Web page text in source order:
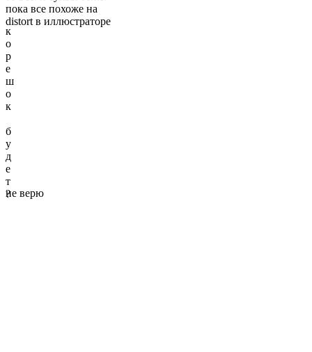
пока все похоже на
distort в иллюстраторе
к
о
р
е
ш
о
к
б
у
д
е
т
?
не верю